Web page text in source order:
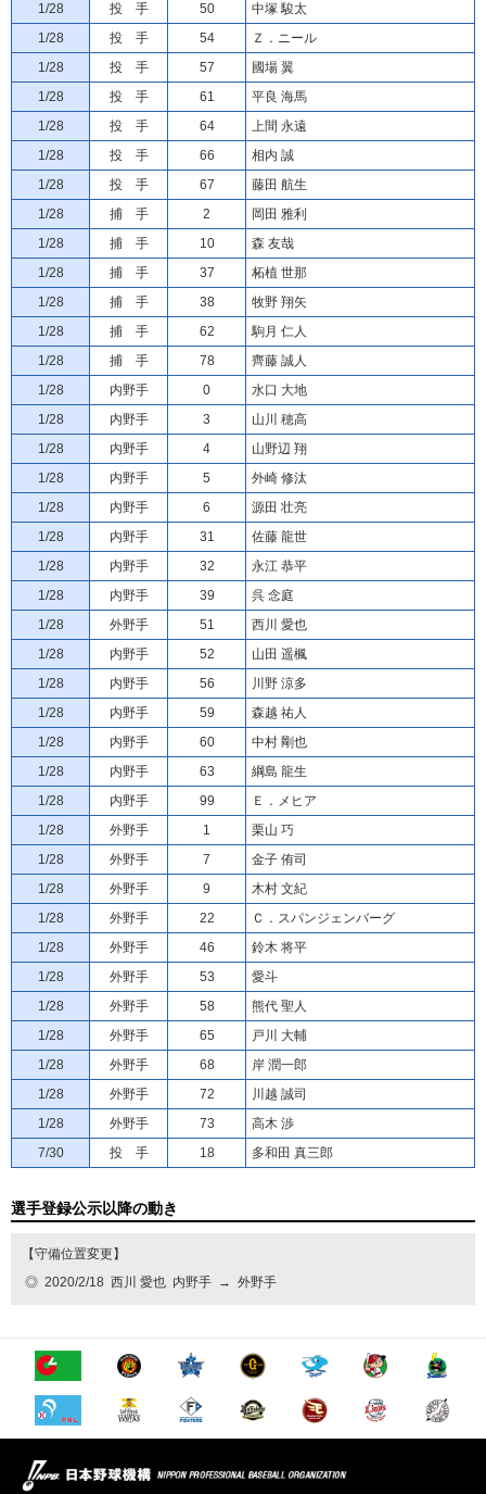
1/28
投 手 50
中塚 駿太
1/28
投 手 54
Ｚ．ニール
1/28
投 手 57
國場 翼
1/28
投 手 61
平良 海馬
1/28
投 手 64
上間 永遠
1/28
投 手 66
相内 誠
1/28
投 手 67
藤田 航生
1/28
捕 手 2
岡田 雅利
1/28
捕 手 10
森 友哉
1/28
捕 手 37
柘植 世那
1/28
捕 手 38
牧野 翔矢
1/28
捕 手 62
駒月 仁人
1/28
捕 手 78
齊藤 誠人
1/28
内野手 0
水口 大地
1/28
内野手 3
山川 穂高
1/28
内野手 4
山野辺 翔
1/28
内野手 5
外崎 修汰
1/28
内野手 6
源田 壮亮
1/28
内野手 31
佐藤 龍世
1/28
内野手 32
永江 恭平
1/28
内野手 39
呉 念庭
1/28
外野手 51
西川 愛也
1/28
内野手 52
山田 遥楓
1/28
内野手 56
川野 涼多
1/28
内野手 59
森越 祐人
1/28
内野手 60
中村 剛也
1/28
内野手 63
綱島 龍生
1/28
内野手 99
Ｅ．メヒア
1/28
外野手 1
栗山 巧
1/28
外野手 7
金子 侑司
1/28
外野手 9
木村 文紀
1/28
外野手 22
Ｃ．スパンジェンバーグ
1/28
外野手 46
鈴木 将平
1/28
外野手 53
愛斗
1/28
外野手 58
熊代 聖人
1/28
外野手 65
戸川 大輔
1/28
外野手 68
岸 潤一郎
1/28
外野手 72
川越 誠司
1/28
外野手 73
高木 渉
7/30
投 手 18 多和田 真三郎
選手登録公示以降の動き
【守備位置変更】
◎ 2020/2/18 西川 愛也 内野手 → 外野手